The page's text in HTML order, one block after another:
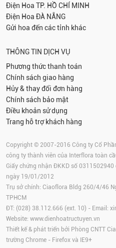
Điện Hoa TP. HỒ CHÍ MINH
Điện Hoa ĐÀ NẴNG
Gửi hoa đến các tỉnh khác
THÔNG TIN DỊCH VỤ
Phương thức thanh toán
Chính sách giao hàng
Hủy & thay đổi đơn hàng
Chính sách bảo mật
Điều khoản sử dụng
Trang hỗ trợ khách hàng
Copyright © 2007-2016 Công ty Cổ
công ty thành viên của Interflora toàn
Giấy chứng nhận ĐKKD số 0311502940
ngày 19/01/2012
Trụ sở chính: Ciaoflora Bldg 260/4/46
TPHCM
ĐT: (028) 38.112.666 (ext. 10) - Email:
Website: www.dienhoatructuyen.vn
Thiết kế & phát triển bởi Phòng CNTT
trường Chrome - Firefox và IE9+